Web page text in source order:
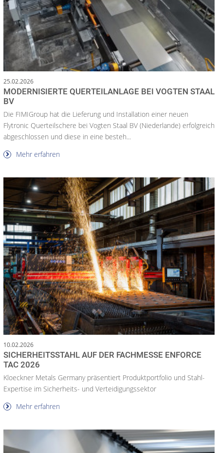
25.02.2026
MODERNISIERTE QUERTEILANLAGE BEI VOGTEN STAAL
BV
Die FIMIGroup hat die Lieferung und Installation einer neuen
Flytronic Querteilschere bei Vogten Staal BV (Niederlande) erfolgreich
abgeschlossen und diese in eine besteh...
Mehr erfahren
10.02.2026
SICHERHEITSSTAHL AUF DER FACHMESSE ENFORCE
TAC 2026
Kloeckner Metals Germany präsentiert Produktportfolio und Stahl-
Expertise im Sicherheits- und Verteidigungssektor
Mehr erfahren